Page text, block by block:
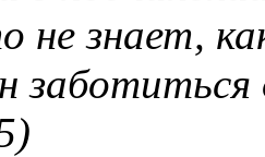
не знает,